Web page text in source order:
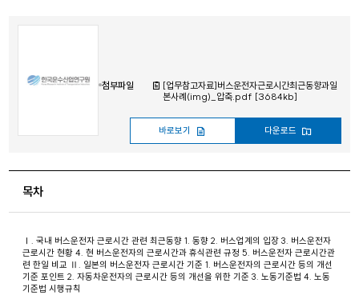
첨부파일
[업무참고자료]버스운전자근로시간최근동향과일
본사례(img)_압축.pdf [3684kb]
바로보기 다운로드
목차
Ⅰ. 국내 버스운전자 근로시간 관련 최근동향 1. 동향 2. 버스업계의 입장 3. 버스운전자
근로시간 현황 4. 현 버스운전자의 근로시간과 휴식관련 규정 5. 버스운전자 근로시간관
련 한일 비교 Ⅱ. 일본의 버스운전자 근로시간 기준 1. 버스운전자의 근로시간 등의 개선
기준 포인트 2. 자동차운전자의 근로시간 등의 개선을 위한 기준 3. 노동기준법 4. 노동
기준법 시행규칙